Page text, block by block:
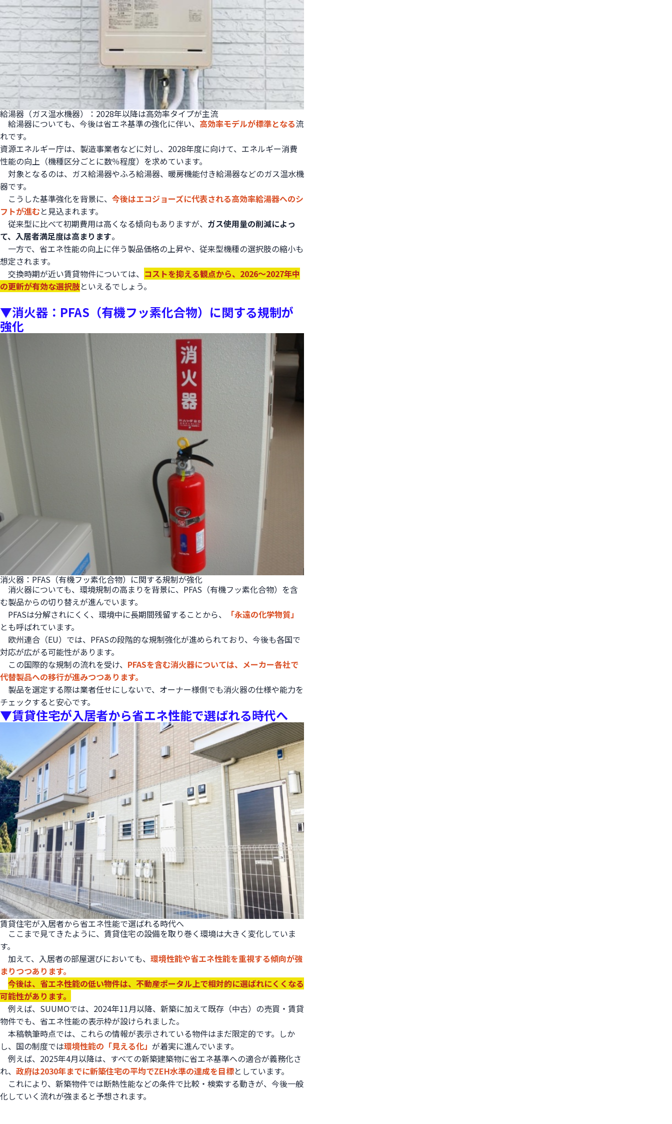
給湯器（ガス温水機器）：2028年以降は高効率タイプが主流
給湯器についても、今後は省エネ基準の強化に伴い、 高効率モデルが標準となる流
れです。
資源エネルギー庁は、製造事業者などに対し、2028年度に向けて、エネルギー消費
性能の向上（機種区分ごとに数％程度）を求めています。
対象となるのは、ガス給湯器やふろ給湯器、暖房機能付き給湯器などのガス温水機
器です。
こうした基準強化を背景に、 今後はエコジョーズに代表される高効率給湯器へのシ
フトが進むと見込まれます。
従来型に比べて初期費用は高くなる傾向もありますが、 ガス使用量の削減によっ
て、入居者満足度は高まります。
一方で、省エネ性能の向上に伴う製品価格の上昇や、従来型機種の選択肢の縮小も
想定されます。
交換時期が近い賃貸物件については、 コストを抑える観点から、2026～2027年中
の更新が有効な選択肢といえるでしょう。
▼消火器：PFAS（有機フッ素化合物）に関する規制が
強化
消火器：PFAS（有機フッ素化合物）に関する規制が強化
消火器についても、環境規制の高まりを背景に、PFAS（有機フッ素化合物）を含
む製品からの切り替えが進んでいます。
PFASは分解されにくく、環境中に長期間残留することから、
「永遠の化学物質」
とも呼ばれています。
欧州連合（EU）では、PFASの段階的な規制強化が進められており、今後も各国で
対応が広がる可能性があります。
この国際的な規制の流れを受け、 PFASを含む消火器については、メーカー各社で
代替製品への移行が進みつつあります。
製品を選定する際は業者任せにしないで、オーナー様側でも消火器の仕様や能力を
チェックすると安心です。
▼賃貸住宅が入居者から省エネ性能で選ばれる時代へ
賃貸住宅が入居者から省エネ性能で選ばれる時代へ
ここまで見てきたように、賃貸住宅の設備を取り巻く環境は大きく変化していま
す。
加えて、入居者の部屋選びにおいても、 環境性能や省エネ性能を重視する傾向が強
まりつつあります。
今後は、省エネ性能の低い物件は、不動産ポータル上で相対的に選ばれにくくなる
可能性があります。
例えば、SUUMOでは、2024年11月以降、新築に加えて既存（中古）の売買・賃貸
物件でも、省エネ性能の表示枠が設けられました。
本稿執筆時点では、これらの情報が表示されている物件はまだ限定的です。しか
し、国の制度では環境性能の「見える化」 が着実に進んでいます。
例えば、2025年4月以降は、すべての新築建築物に省エネ基準への適合が義務化さ
れ、 政府は2030年までに新築住宅の平均でZEH水準の達成を目標としています。
これにより、新築物件では断熱性能などの条件で比較・検索する動きが、今後一般
化していく流れが強まると予想されます。